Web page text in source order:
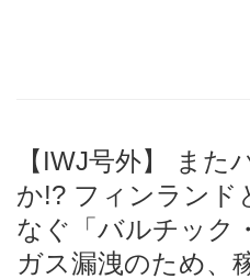
【IWJ号外】 また
か!? フィンランド
なぐ「バルチック
ガス漏洩のため、